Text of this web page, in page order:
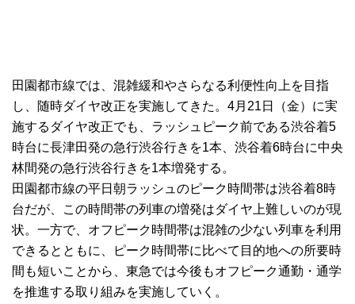
田園都市線では、混雑緩和やさらなる利便性向上を目指
し、随時ダイヤ改正を実施してきた。4月21日（金）に実
施するダイヤ改正でも、ラッシュピーク前である渋谷着5
時台に長津田発の急行渋谷行きを1本、渋谷着6時台に中央
林間発の急行渋谷行きを1本増発する。
田園都市線の平日朝ラッシュのピーク時間帯は渋谷着8時
台だが、この時間帯の列車の増発はダイヤ上難しいのが現
状。一方で、オフピーク時間帯は混雑の少ない列車を利用
できるとともに、ピーク時間帯に比べて目的地への所要時
間も短いことから、東急では今後もオフピーク通勤・通学
を推進する取り組みを実施していく。